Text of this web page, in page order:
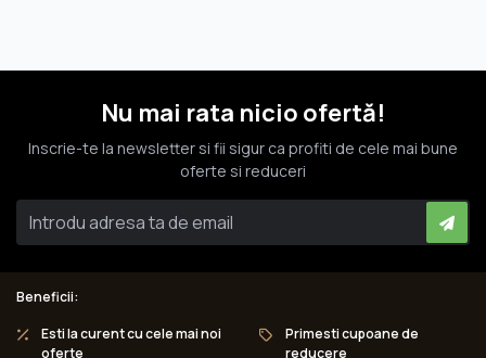
Nu mai rata nicio ofertă!
Inscrie-te la newsletter si fii sigur ca profiti de cele mai bune
oferte si reduceri
Beneficii:
Esti la curent cu cele mai noi
oferte
Primesti cupoane de
reducere